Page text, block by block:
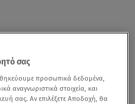
σας
προσωπικά δεδομένα,
αναγνωριστικά στοιχεία, και
σας. Αν επιλέξετε Αποδοχή, θα